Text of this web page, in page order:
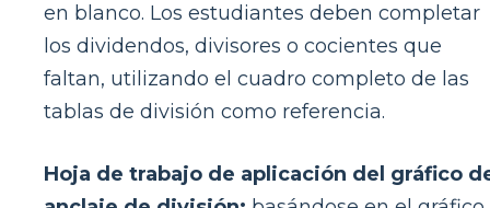
en blanco. Los estudiantes deben completar
los dividendos, divisores o cocientes que
faltan, utilizando el cuadro completo de las
tablas de división como referencia.
Hoja de trabajo de aplicación del gráfico